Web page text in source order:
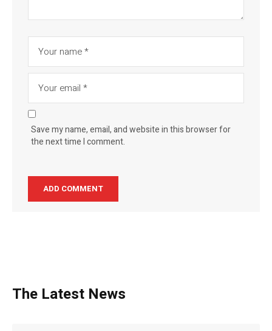
Save my name, email, and website in this browser for
the next time I comment.
The Latest News